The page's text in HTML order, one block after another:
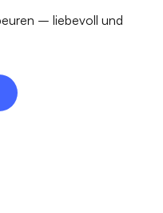
– liebevoll und